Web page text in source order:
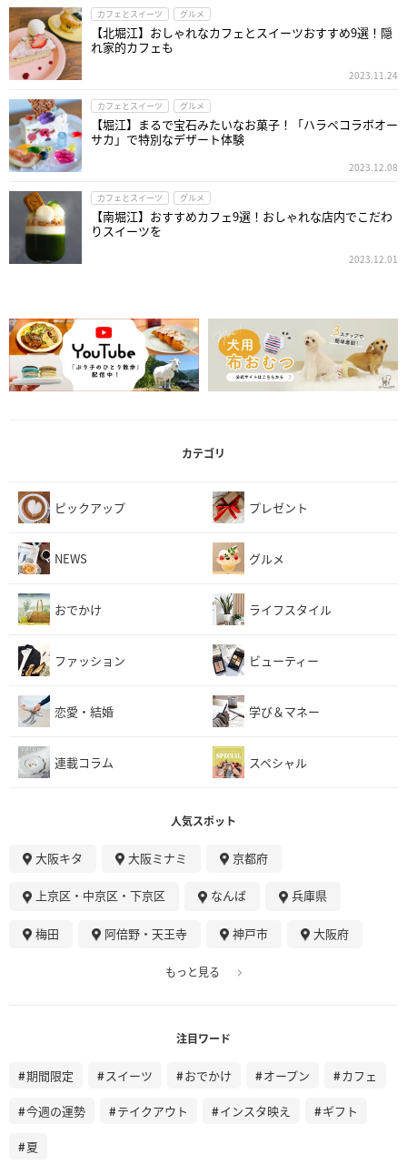
カフェとスイーツ グルメ
【北堀江】おしゃれなカフェとスイーツおすすめ9選！隠
れ家的カフェも
2023.11.24
カフェとスイーツ グルメ
【堀江】まるで宝石みたいなお菓子！「ハラペコラボオー
サカ」で特別なデザート体験
2023.12.08
カフェとスイーツ グルメ
【南堀江】おすすめカフェ9選！おしゃれな店内でこだわ
りスイーツを
2023.12.01
カテゴリ
ピックアップ プレゼント
NEWS グルメ
おでかけ ライフスタイル
ファッション ビューティー
恋愛・結婚 学び＆マネー
連載コラム スペシャル
人気スポット
大阪キタ 大阪ミナミ 京都府
上京区・中京区・下京区 なんば 兵庫県
梅田 阿倍野・天王寺 神戸市 大阪府
もっと見る
注目ワード
期間限定 スイーツ おでかけ オープン カフェ
今週の運勢 テイクアウト インスタ映え ギフト
夏